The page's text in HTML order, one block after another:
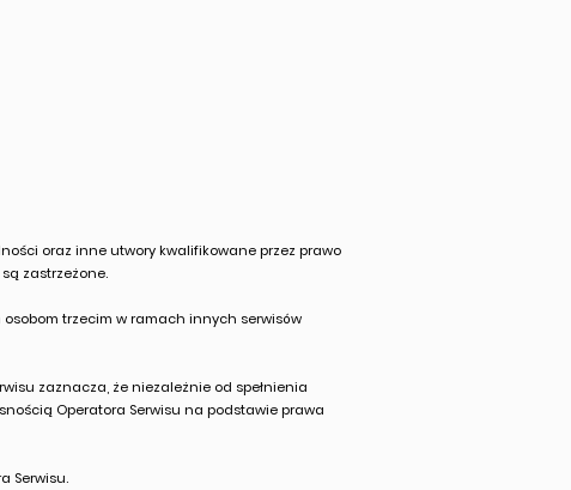
oraz inne utwory kwalifikowane przez prawo
zastrzeżone.
trzecim w ramach innych serwisów
zaznacza, że niezależnie od spełnienia
Operatora Serwisu na podstawie prawa
Serwisu.